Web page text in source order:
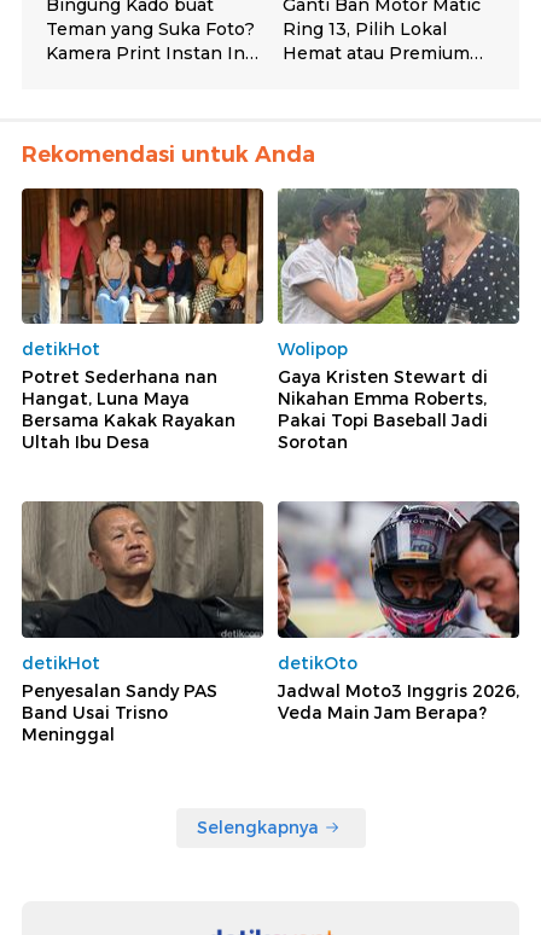
Rekomendasi untuk Anda
detikHot
Potret Sederhana nan
Hangat, Luna Maya
Bersama Kakak Rayakan
Ultah Ibu Desa
Wolipop
Gaya Kristen Stewart di
Nikahan Emma Roberts,
Pakai Topi Baseball Jadi
Sorotan
detikHot
Penyesalan Sandy PAS
Band Usai Trisno
Meninggal
detikOto
Jadwal Moto3 Inggris 2026,
Veda Main Jam Berapa?
Selengkapnya